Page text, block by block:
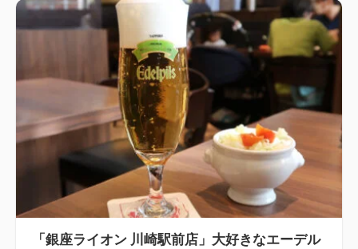
「銀座ライオン 川崎駅前店」大好きなエーデル